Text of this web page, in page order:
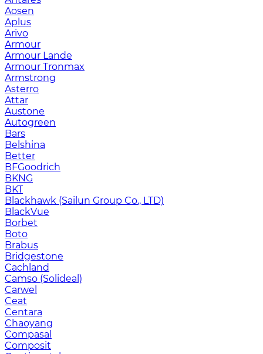
Aosen
Aplus
Arivo
Armour
Armour Lande
Armour Tronmax
Armstrong
Asterro
Attar
Austone
Autogreen
Bars
Belshina
Better
BFGoodrich
BKNG
BKT
Blackhawk (Sailun Group Co., LTD)
BlackVue
Borbet
Boto
Brabus
Bridgestone
Cachland
Camso (Solideal)
Carwel
Ceat
Centara
Chaoyang
Compasal
Composit